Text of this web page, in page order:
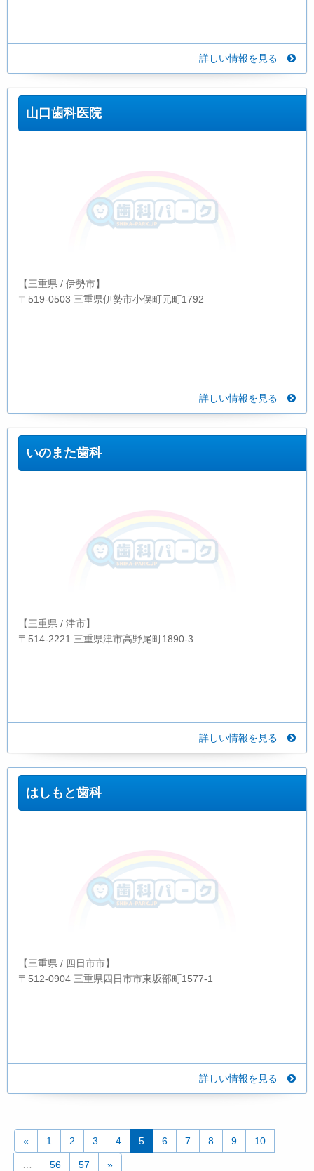
詳しい情報を見る
山口歯科医院
【三重県 / 伊勢市】
〒519-0503 三重県伊勢市小俣町元町1792
詳しい情報を見る
いのまた歯科
【三重県 / 津市】
〒514-2221 三重県津市高野尾町1890-3
詳しい情報を見る
はしもと歯科
【三重県 / 四日市市】
〒512-0904 三重県四日市市東坂部町1577-1
詳しい情報を見る
« 1 2 3 4 5 6 7 8 9 10
56 57 »